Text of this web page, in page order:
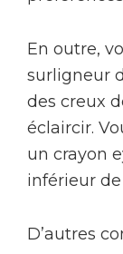
En outre,
surligneur
des creux
éclaircir.
un crayon
inférieur de
D’autres